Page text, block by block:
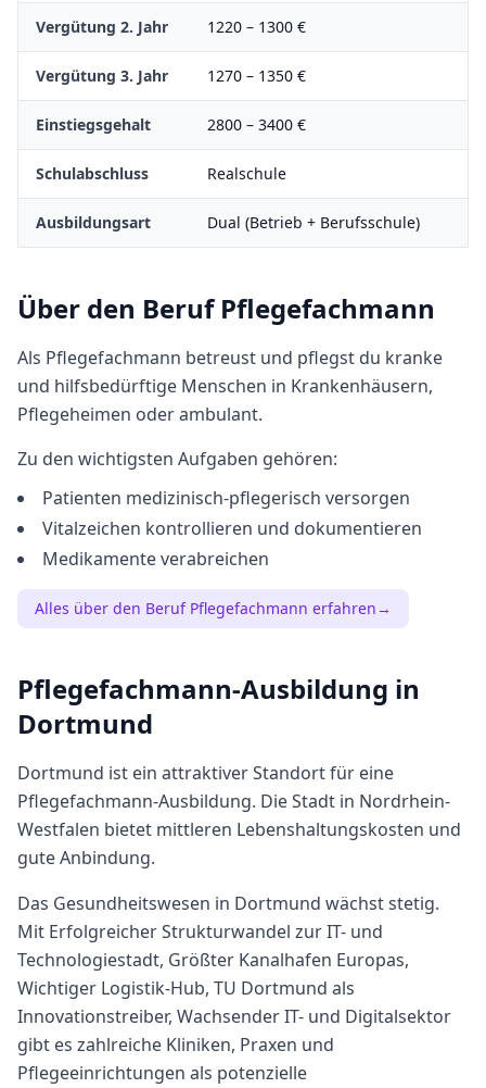
Vergütung 2. Jahr 1220 – 1300 €
Vergütung 3. Jahr 1270 – 1350 €
Einstiegsgehalt 2800 – 3400 €
Schulabschluss Realschule
Ausbildungsart Dual (Betrieb + Berufsschule)
Über den BerufPflegefachmann
Als Pflegefachmann betreust und pflegst du kranke
und hilfsbedürftige Menschen in Krankenhäusern,
Pflegeheimen oder ambulant.
Zu den wichtigsten Aufgaben gehören:
Patienten medizinisch-pflegerisch versorgen
Vitalzeichen kontrollieren und dokumentieren
Medikamente verabreichen
Alles über den Beruf Pflegefachmann erfahren→
Pflegefachmann-Ausbildung in
Dortmund
Dortmund ist ein attraktiver Standort für eine
Pflegefachmann-Ausbildung. Die Stadt in Nordrhein-
Westfalen bietet mittleren Lebenshaltungskosten und
gute Anbindung.
Das Gesundheitswesen in Dortmund wächst stetig.
Mit Erfolgreicher Strukturwandel zur IT- und
Technologiestadt, Größter Kanalhafen Europas,
Wichtiger Logistik-Hub, TU Dortmund als
Innovationstreiber, Wachsender IT- und Digitalsektor
gibt es zahlreiche Kliniken, Praxen und
Pflegeeinrichtungen als potenzielle